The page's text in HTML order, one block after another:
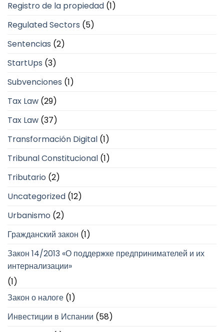
Registro de la propiedad (1)
Regulated Sectors (5)
Sentencias (2)
StartUps (3)
Subvenciones (1)
Tax Law (29)
Tax Law (37)
Transformación Digital (1)
Tribunal Constitucional (1)
Tributario (2)
Uncategorized (12)
Urbanismo (2)
Гражданский закон (1)
Закон 14/2013 «О поддержке предпринимателей и их
интернализации»
(1)
Закон о налоге (1)
Инвестиции в Испании (58)